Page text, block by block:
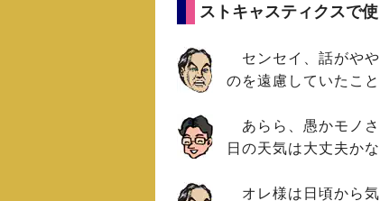
ストキャスティクスで
センセイ、話がやや
のを遠慮していたこ
あらら、愚かモノさ
日の天気は大丈夫かな
オレ様は日頃から